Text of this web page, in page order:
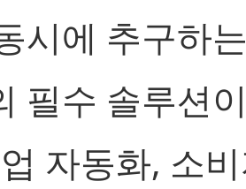
시에 추구하
필수 솔루션
자동화, 소